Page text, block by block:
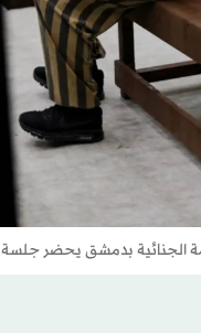
الجنائية بدمشق يحضر جلسة